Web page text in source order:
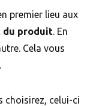
premier lieu aux
du produit. En
Cela vous
choisirez, celui-ci